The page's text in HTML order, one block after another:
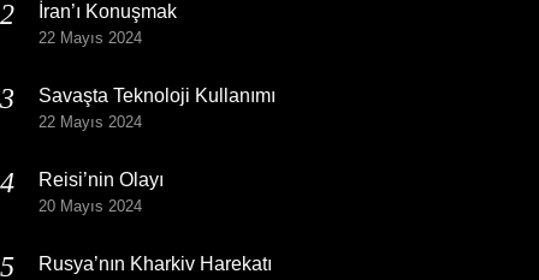
İran’ı Konuşmak
22 Mayıs 2024
Savaşta Teknoloji Kullanımı
22 Mayıs 2024
Reisi’nin Olayı
20 Mayıs 2024
Rusya’nın Kharkiv Harekatı